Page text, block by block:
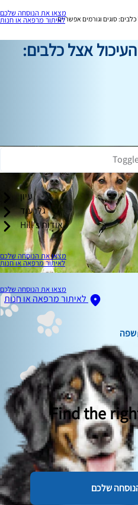
מצאו את הנוסחה שלכם
לאיתור מרפאה או חנות
עיון
גלו עוד
אודות Hill's
מצאו את הנוסחה שלכם
לאיתור מרפאה או חנות
מצאו את הנוסחה שלכם
לאיתור מרפאה או חנות
שפה
Find the
שלכם
סוגים וגורמים אפשריים
אצל כלבים:
נמנות עם הבעיות